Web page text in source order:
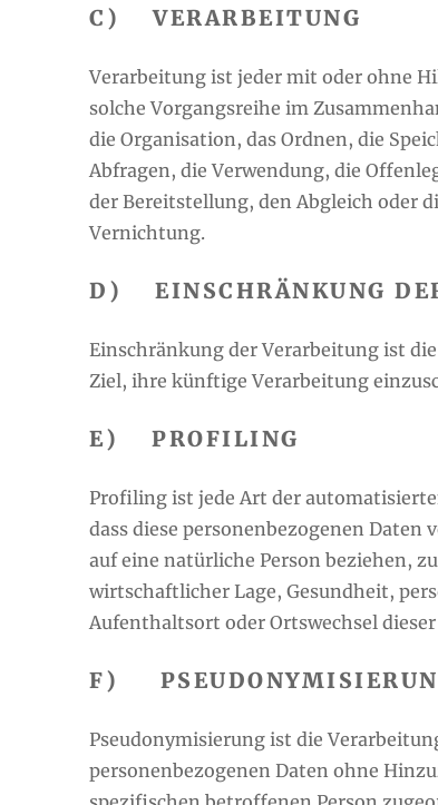
C) VERARBEITUNG
Verarbeitung ist jeder mit oder ohne
solche Vorgangsreihe im
die Organisation, das Ordnen, die
Abfragen, die Verwendung, die
der Bereitstellung, den Abgleich oder
Vernichtung.
D) EINSCHRÄNKUNG
Einschränkung der Verarbeitung ist
Ziel, ihre künftige Verarbeitung
E) PROFILING
Profiling ist jede Art der
dass diese personenbezogenen
auf eine natürliche Person beziehen,
wirtschaftlicher Lage, Gesundheit,
Aufenthaltsort oder Ortswechsel
F)
Pseudonymisierung ist die
personenbezogenen Daten ohne